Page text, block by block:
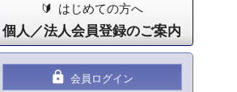
はじめての方へ
個人／法人会員登録のご案内
lock 会員ログイン